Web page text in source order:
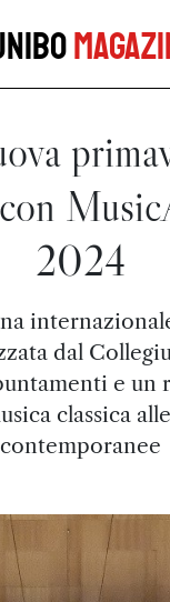
2024
dal
e un
classica
contemporanee